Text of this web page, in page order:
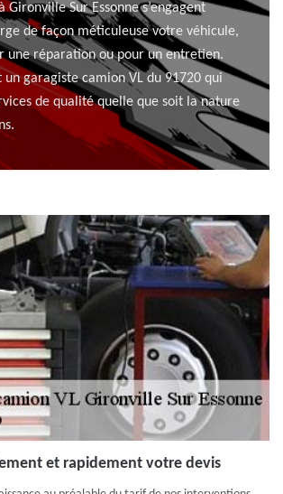
Gironville Sur Essonne s’engagent
de façon méticuleuse votre véhicule,
une réparation ou pour un entretien.
un garagiste camion VL du 91720 qui
de qualité quelle que soit la nature
et rapidement votre devis